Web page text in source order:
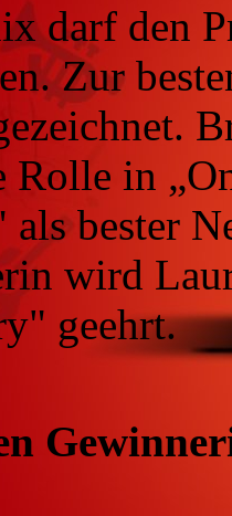
darf den
Zur
Rolle in
bester
wird
geehrt.